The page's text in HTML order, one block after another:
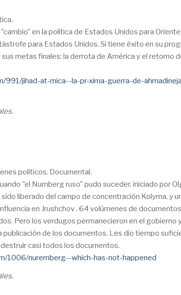
en la política de Estados Unidos para
para Estados Unidos. Si tiene éxito en su
metas finales: la derrota de América y el retorno
991/jihad-at-mica--la-pr-xima-guerra-de-
políticos. Documental.
"el Nurnberg ruso" pudo suceder, iniciado por
liberado del campo de concentración Kolyma, y
en Jrushchov . 64 volúmenes de
Pero los verdugos permanecieron en el gobierno
de los documentos. Les dio tiempo
casi todos los documentos.
1006/nuremberg--which-has-not-happened